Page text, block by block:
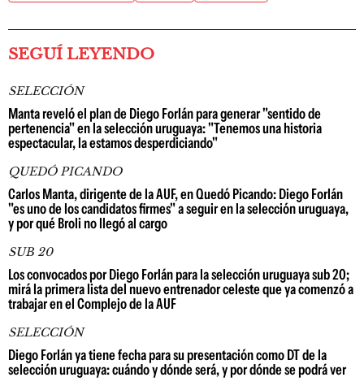
SEGUÍ LEYENDO
SELECCIÓN
Manta reveló el plan de Diego Forlán para generar "sentido de
pertenencia" en la selección uruguaya: "Tenemos una historia
espectacular, la estamos desperdiciando"
QUEDÓ PICANDO
Carlos Manta, dirigente de la AUF, en Quedó Picando: Diego Forlán
"es uno de los candidatos firmes" a seguir en la selección uruguaya,
y por qué Broli no llegó al cargo
SUB 20
Los convocados por Diego Forlán para la selección uruguaya sub 20;
mirá la primera lista del nuevo entrenador celeste que ya comenzó a
trabajar en el Complejo de la AUF
SELECCIÓN
Diego Forlán ya tiene fecha para su presentación como DT de la
selección uruguaya: cuándo y dónde será, y por dónde se podrá ver